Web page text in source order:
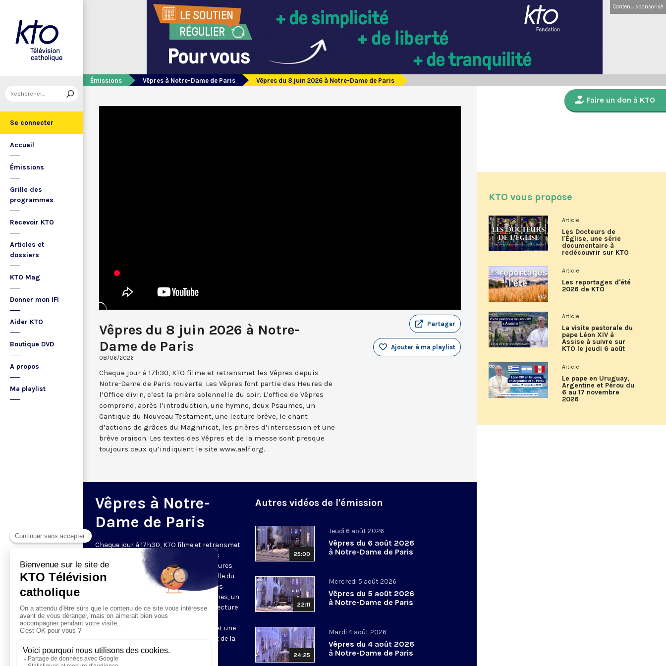
Se connecter
Accueil
Émissions
Grille des
programmes
Recevoir KTO
Articles et
dossiers
KTO Mag
Donner mon IFI
Aider KTO
Boutique DVD
A propos
Ma playlist
Contenu sponsorisé
Émissions Vêpres à Notre-Dame de Paris Vêpres du 8 juin 2026 à Notre-Dame de Paris
Vêpres du 8 juin 2026 à Notre-
Dame de Paris
08/06/2026
Partager
Ajouter à ma playlist
Chaque jour à 17h30, KTO filme et retransmet les Vêpres depuis
Notre-Dame de Paris rouverte. Les Vêpres font partie des Heures de
l’Office divin, c’est la prière solennelle du soir. L’office de Vêpres
comprend, après l’introduction, une hymne, deux Psaumes, un
Cantique du Nouveau Testament, une lecture brève, le chant
d’actions de grâces du Magnificat, les prières d’intercession et une
brève oraison. Les textes des Vêpres et de la messe sont presque
toujours ceux qu’indiquent le site www.aelf.org.
Vêpres à Notre-
Dame de Paris
Chaque jour à 17h30, KTO filme et retransmet
les Vêpres depuis Notre-Dame de Paris
rouverte. Les Vêpres font partie des Heures
de l’Office divin, c’est la prière solennelle du
soir. L’office de Vêpres comprend, après
l’introduction, une hymne, deux Psaumes, un
Cantique du Nouveau Testament, une lecture
brève, le chant d’actions de grâces du
Magnificat, les prières d’intercession et une
brève oraison. Les textes des Vêpres et de la
messe sont presque toujours ceux
qu’indiquent le site
Autres vidéos de l'émission
25:00
Jeudi 6 août 2026
Vêpres du 6 août 2026
à Notre-Dame de Paris
22:11
Mercredi 5 août 2026
Vêpres du 5 août 2026
à Notre-Dame de Paris
24:25
Mardi 4 août 2026
Vêpres du 4 août 2026
à Notre-Dame de Paris
Faire un don à KTO
KTO vous propose
Article
Les Docteurs de
l'Église, une série
documentaire à
redécouvrir sur KTO
Article
Les reportages d'été
2026 de KTO
Article
La visite pastorale du
pape Léon XIV à
Assise à suivre sur
KTO le jeudi 6 août
Article
Le pape en Uruguay,
Argentine et Pérou du
6 au 17 novembre
2026